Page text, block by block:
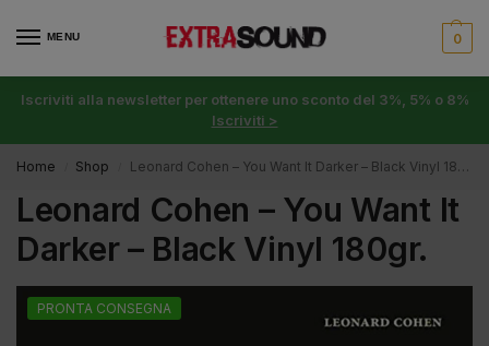
MENU 0
Iscriviti alla newsletter per ottenere uno sconto del 3%, 5% o 8%
Iscriviti >
Home Shop Leonard Cohen – You Want It Darker – Black Vinyl 180gr.
Leonard Cohen – You Want It
Darker – Black Vinyl 180gr.
PRONTA CONSEGNA